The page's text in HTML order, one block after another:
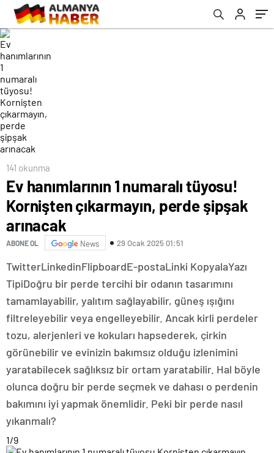
141 okunma
Ev hanımlarının 1 numaralı tüyosu!
Kornişten çıkarmayın, perde şipşak
arınacak
ABONE OL News 29 Ocak 2025 01:51
TwitterLinkedinFlipboardE-postaLinki KopyalaYazı
TipiDoğru bir perde tercihi bir odanın tasarımını
tamamlayabilir, yalıtım sağlayabilir, güneş ışığını
filtreleyebilir veya engelleyebilir. Ancak kirli perdeler
tozu, alerjenleri ve kokuları hapsederek, çirkin
görünebilir ve evinizin bakımsız olduğu izlenimini
yaratabilecek sağlıksız bir ortam yaratabilir. Hal böyle
olunca doğru bir perde seçmek ve dahası o perdenin
bakımını iyi yapmak önemlidir. Peki bir perde nasıl
yıkanmalı?
1/9